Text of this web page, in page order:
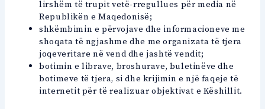
lirshëm të trupit vetë-rregullues për media në
Republikën e Maqedonisë;
shkëmbimin e përvojave dhe informacioneve me
shoqata të ngjashme dhe me organizata të tjera
joqeveritare në vend dhe jashtë vendit;
botimin e librave, broshurave, buletinëve dhe
botimeve të tjera, si dhe krijimin e një faqeje të
internetit për të realizuar objektivat e Këshillit.